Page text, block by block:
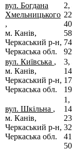
вул. Богдана
Хмельницького
,
м. Канів,
Черкаський р-н,
Черкаська обл.
2,
вул. Київська ,
м. Канів,
Черкаський р-н,
Черкаська обл.
3,
вул. Шкільна ,
м. Канів,
Черкаський р-н,
Черкаська обл.
1,